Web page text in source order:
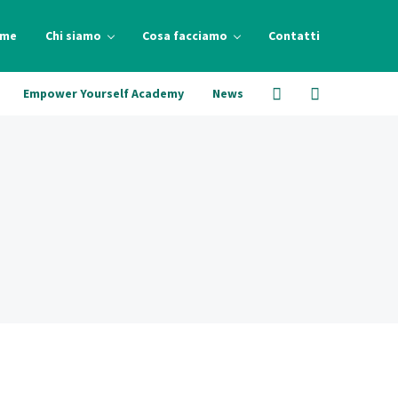
Chi siamo Cosa facciamo Contatti
Empower Yourself Academy News